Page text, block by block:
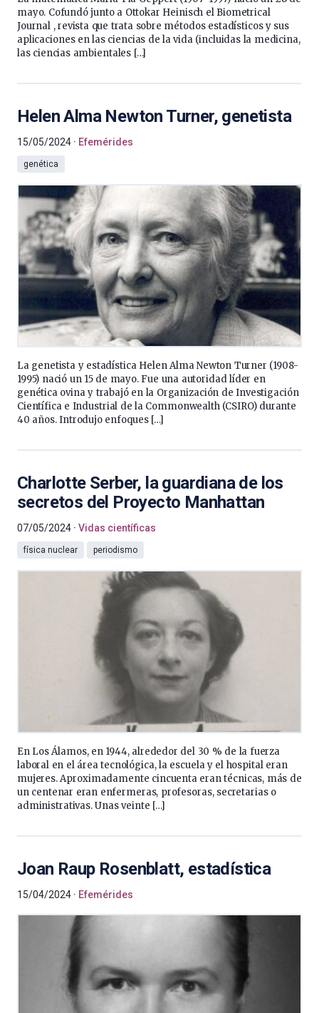
mayo. Cofundó junto a Ottokar Heinisch el Biometrical
Journal , revista que trata sobre métodos estadísticos y sus
aplicaciones en las ciencias de la vida (incluidas la medicina,
las ciencias ambientales […]
Helen Alma Newton Turner, genetista
15/05/2024 Efemérides
genética
La genetista y estadística Helen Alma Newton Turner (1908-
1995) nació un 15 de mayo. Fue una autoridad líder en
genética ovina y trabajó en la Organización de Investigación
Científica e Industrial de la Commonwealth (CSIRO) durante
40 años. Introdujo enfoques […]
Charlotte Serber, la guardiana de los
secretos del Proyecto Manhattan
07/05/2024 Vidas científicas
física nuclear periodismo
En Los Álamos, en 1944, alrededor del 30 % de la fuerza
laboral en el área tecnológica, la escuela y el hospital eran
mujeres. Aproximadamente cincuenta eran técnicas, más de
un centenar eran enfermeras, profesoras, secretarias o
administrativas. Unas veinte […]
Joan Raup Rosenblatt, estadística
15/04/2024 Efemérides